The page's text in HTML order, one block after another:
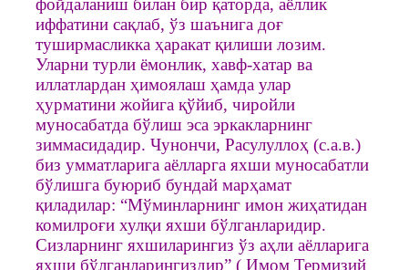
фойдаланиш билан бир қаторда, аёллик
иффатини сақлаб, ўз шаънига доғ
туширмасликка ҳаракат қилиши лозим.
Уларни турли ёмонлик, хавф-хатар ва
иллатлардан ҳимоялаш ҳамда улар
ҳурматини жойига қўйиб, чиройли
муносабатда бўлиш эса эркакларнинг
зиммасидадир. Чунончи, Расулуллоҳ (с.а.в.)
биз умматларига аёлларга яхши муносабатли
бўлишга буюриб бундай марҳамат
қиладилар: “Мўминларнинг имон жиҳатидан
комилроғи хулқи яхши бўлганларидир.
Сизларнинг яхшиларингиз ўз аҳли аёлларига
яхши бўлганларингиздир” ( Имом Термизий